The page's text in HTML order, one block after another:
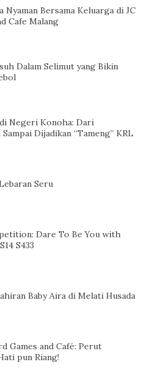
Nyaman Bersama Keluarga di JC
Cafe Malang
Dalam Selimut yang Bikin
Negeri Konoha: Dari
Dijadikan “Tameng” KRL
Seru
Dare To Be You with
S433
Baby Aira di Melati Husada
Games and Café: Perut
pun Riang!